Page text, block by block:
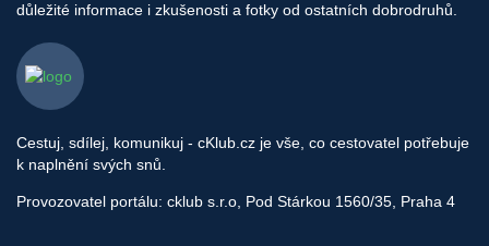
důležité informace i zkušenosti a fotky od ostatních dobrodruhů.
Cestuj, sdílej, komunikuj - cKlub.cz je vše, co cestovatel potřebuje
k naplnění svých snů.
Provozovatel portálu: cklub s.r.o, Pod Stárkou 1560/35, Praha 4